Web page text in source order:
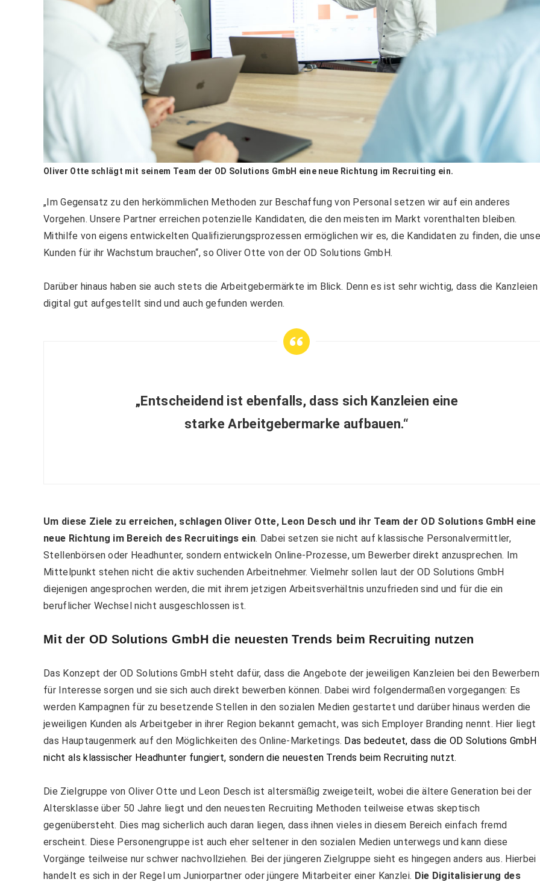
Oliver Otte schlägt mit seinem Team der OD Solutions GmbH eine neue Richtung im Recruiting ein.
„Im Gegensatz zu den herkömmlichen Methoden zur Beschaffung von Personal setzen wir auf ein anderes
Vorgehen. Unsere Partner erreichen potenzielle Kandidaten, die den meisten im Markt vorenthalten bleiben.
Mithilfe von eigens entwickelten Qualifizierungsprozessen ermöglichen wir es, die Kandidaten zu finden, die
Kunden für ihr Wachstum brauchen“, so Oliver Otte von der OD Solutions GmbH.
Darüber hinaus haben sie auch stets die Arbeitgebermärkte im Blick. Denn es ist sehr wichtig, dass die Kanzleien
digital gut aufgestellt sind und auch gefunden werden.
„Entscheidend ist ebenfalls, dass sich Kanzleien eine
starke Arbeitgebermarke aufbauen.“
Um diese Ziele zu erreichen, schlagen Oliver Otte, Leon Desch und ihr Team der OD Solutions GmbH eine
neue Richtung im Bereich des Recruitings ein. Dabei setzen sie nicht auf klassische Personalvermittler,
Stellenbörsen oder Headhunter, sondern entwickeln Online-Prozesse, um Bewerber direkt anzusprechen. Im
Mittelpunkt stehen nicht die aktiv suchenden Arbeitnehmer. Vielmehr sollen laut der OD Solutions GmbH
diejenigen angesprochen werden, die mit ihrem jetzigen Arbeitsverhältnis unzufrieden sind und für die ein
beruflicher Wechsel nicht ausgeschlossen ist.
Mit der OD Solutions GmbH d ie neuesten Trends beim Recruiting nutzen
Das Konzept der OD Solutions GmbH steht dafür, dass die Angebote der jeweiligen Kanzleien bei den Bewerbern
für Interesse sorgen und sie sich auch direkt bewerben können. Dabei wird folgendermaßen vorgegangen: Es
werden Kampagnen für zu besetzende Stellen in den sozialen Medien gestartet und darüber hinaus werden die
jeweiligen Kunden als Arbeitgeber in ihrer Region bekannt gemacht, was sich Employer Branding nennt. Hier liegt
das Hauptaugenmerk auf den Möglichkeiten des Online-Marketings. Das bedeutet, dass die OD Solutions GmbH
nicht als klassischer Headhunter fungiert, sondern die neuesten Trends beim Recruiting nutzt.
Die Zielgruppe von Oliver Otte und Leon Desch ist altersmäßig zweigeteilt, wobei die ältere Generation bei der
Altersklasse über 50 Jahre liegt und den neuesten Recruiting Methoden teilweise etwas skeptisch
gegenübersteht. Dies mag sicherlich auch daran liegen, dass ihnen vieles in diesem Bereich einfach fremd
erscheint. Diese Personengruppe ist auch eher seltener in den sozialen Medien unterwegs und kann diese
Vorgänge teilweise nur schwer nachvollziehen. Bei der jüngeren Zielgruppe sieht es hingegen anders aus. Hierbei
handelt es sich in der Regel um Juniorpartner oder jüngere Mitarbeiter einer Kanzlei. Die Digitalisierung des